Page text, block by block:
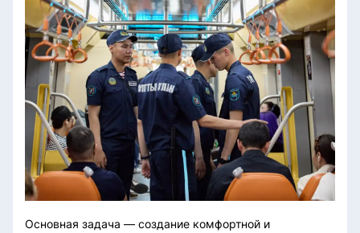
Основная задача — создание комфортной и